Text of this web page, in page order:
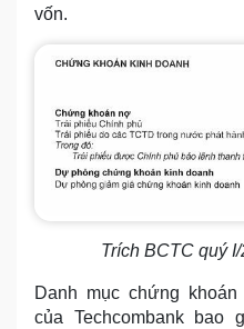
vốn.
Trích BCTC quý
Danh mục chứng
của Techcombank bao